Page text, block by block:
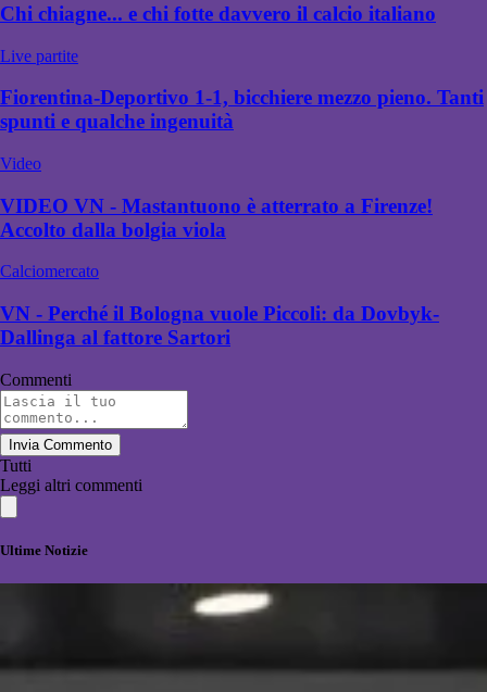
Chi chiagne... e chi fotte davvero il calcio italiano
Live partite
Fiorentina-Deportivo 1-1, bicchiere mezzo pieno. Tanti
spunti e qualche ingenuità
Video
VIDEO VN - Mastantuono è atterrato a Firenze!
Accolto dalla bolgia viola
Calciomercato
VN - Perché il Bologna vuole Piccoli: da Dovbyk-
Dallinga al fattore Sartori
Commenti
Invia Commento
Tutti
Leggi altri commenti
Ultime Notizie